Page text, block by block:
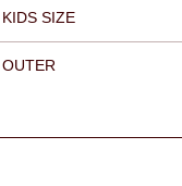
KIDS SIZE
OUTER